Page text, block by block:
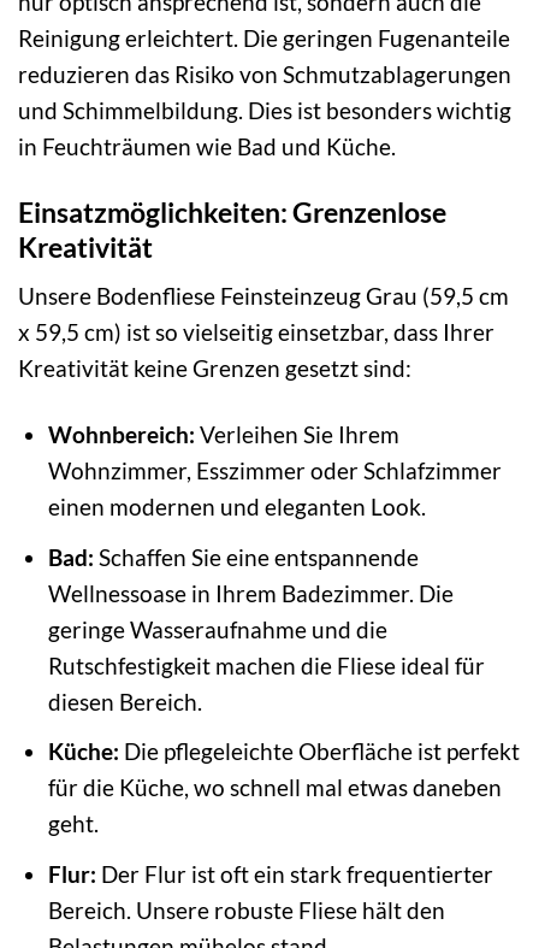
Reinigung erleichtert. Die geringen Fugenanteile
reduzieren das Risiko von Schmutzablagerungen
und Schimmelbildung. Dies ist besonders wichtig
in Feuchträumen wie Bad und Küche.
Einsatzmöglichkeiten: Grenzenlose
Kreativität
Unsere Bodenfliese Feinsteinzeug Grau (59,5 cm
x 59,5 cm) ist so vielseitig einsetzbar, dass Ihrer
Kreativität keine Grenzen gesetzt sind:
Wohnbereich: Verleihen Sie Ihrem
Wohnzimmer, Esszimmer oder Schlafzimmer
einen modernen und eleganten Look.
Bad: Schaffen Sie eine entspannende
Wellnessoase in Ihrem Badezimmer. Die
geringe Wasseraufnahme und die
Rutschfestigkeit machen die Fliese ideal für
diesen Bereich.
Küche: Die pflegeleichte Oberfläche ist perfekt
für die Küche, wo schnell mal etwas daneben
geht.
Flur: Der Flur ist oft ein stark frequentierter
Bereich. Unsere robuste Fliese hält den